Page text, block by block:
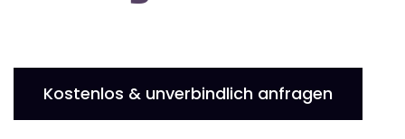
Kostenlos & unverbindlich anfragen